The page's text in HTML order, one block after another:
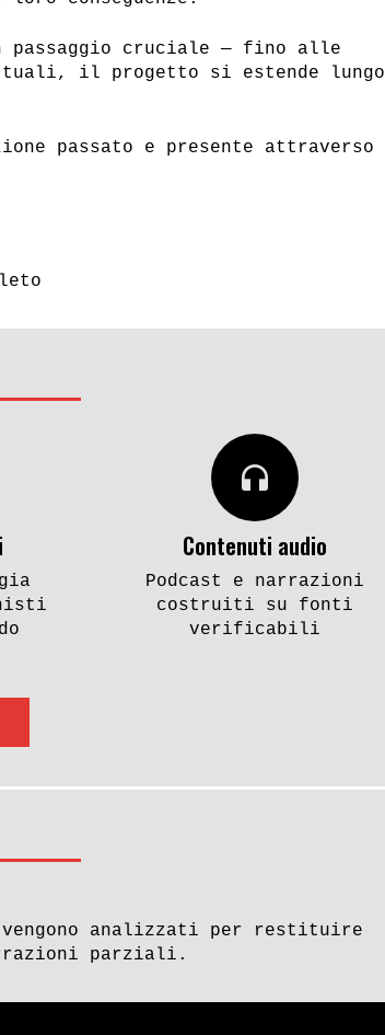
passaggio cruciale — fino alle
il progetto si estende lungo
passato e presente attraverso
headphones
Contenuti audio
Podcast e narrazioni
costruiti su fonti
verificabili
analizzati per restituire
parziali.